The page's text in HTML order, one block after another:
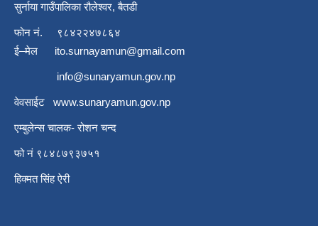
सुर्नाया गाउँपालिका रौलेश्वर, बैतडी
फोन नं.
९८४२२४७८६४
ई–मेल ito.surnayamun@gmail.com
info@sunaryamun.gov.np
वेवसाईट www.sunaryamun.gov.np
एम्बुलेन्स चालक- रोशन चन्द
फो नं ९८४८७९३७५१
हिक्मत सिंह ऐरी